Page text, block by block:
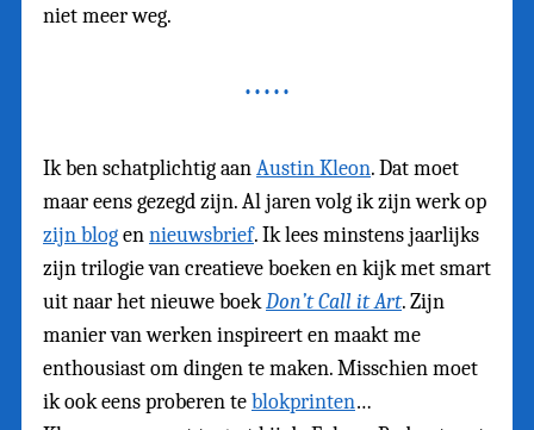
niet meer weg.
Ik ben schatplichtig aanAustin Kleon. Dat moet
maar eens gezegd zijn. Al jaren volg ik zijn werk op
zijn blogennieuwsbrief. Ik lees minstens jaarlijks
zijn trilogie van creatieve boeken en kijk met smart
uit naar het nieuwe boekDon’t Call it Art. Zijn
manier van werken inspireert en maakt me
enthousiast om dingen te maken. Misschien moet
ik ook eens proberen teblokprinten…